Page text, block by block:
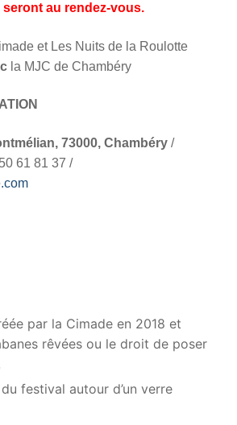
au rendez-vous.
et Les Nuits de la Roulotte
la MJC de Chambéry
73000, Chambéry /
61 81 37 /
par la Cimade en 2018 et
rêvées ou le droit de poser
festival autour d’un verre